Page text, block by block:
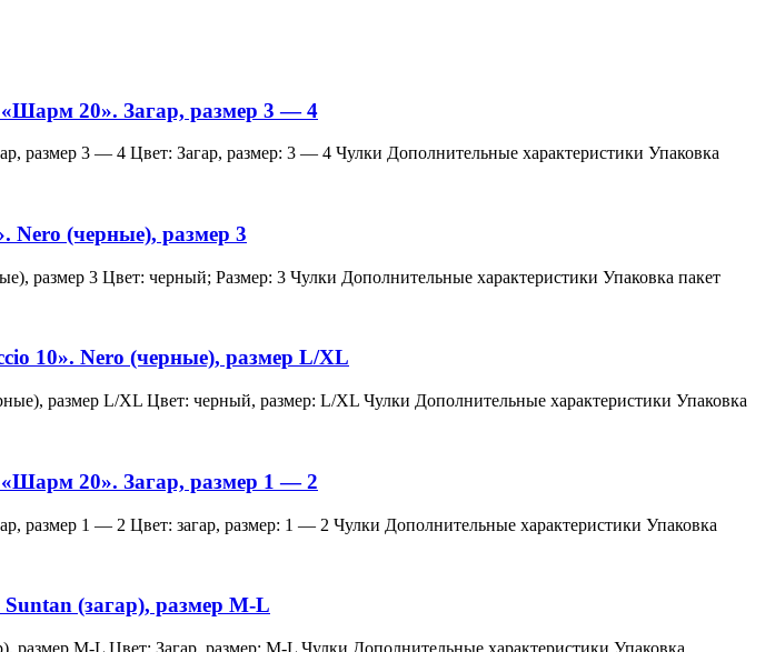
20». Загар, размер 3 — 4
размер 3 — 4 Цвет: Загар, размер: 3 — 4 Чулки Дополнительные характеристики Упаковка
Nero (черные), размер 3
размер 3 Цвет: черный; Размер: 3 Чулки Дополнительные характеристики Упаковка пакет
10». Nero (черные), размер L/XL
размер L/XL Цвет: черный, размер: L/XL Чулки Дополнительные характеристики Упаковка
20». Загар, размер 1 — 2
размер 1 — 2 Цвет: загар, размер: 1 — 2 Чулки Дополнительные характеристики Упаковка
(загар), размер M-L
M-L Цвет: Загар, размер: M-L Чулки Дополнительные характеристики Упаковка